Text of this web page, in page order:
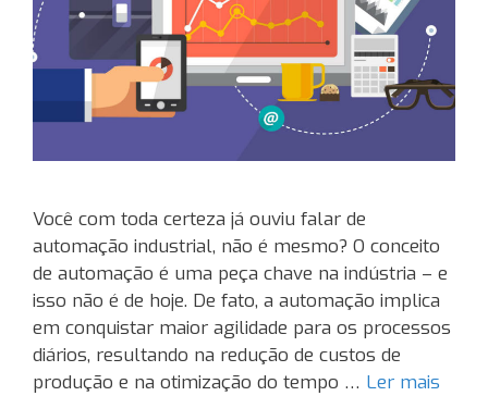
Você com toda certeza já ouviu falar de
automação industrial, não é mesmo? O conceito
de automação é uma peça chave na indústria – e
isso não é de hoje. De fato, a automação implica
em conquistar maior agilidade para os processos
diários, resultando na redução de custos de
produção e na otimização do tempo … Ler mais